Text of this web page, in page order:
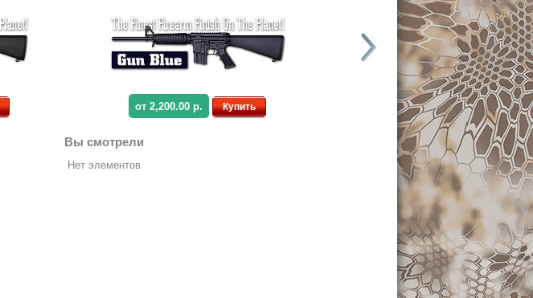
от 2,200.00 р. Купить от 2,200.00 р. Купить
Вы смотрели
Нет элементов